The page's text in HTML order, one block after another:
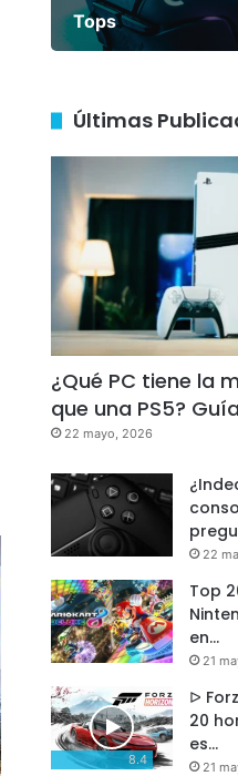
Tops
Últimas
¿Qué PC tiene la
que una PS5?
22 mayo, 2026
22
Top
en…
21
8.4
ᐅ
20
es…
21